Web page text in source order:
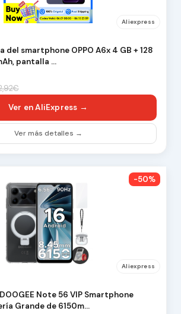
Aliexpress
del smartphone OPPO A6x 4 GB + 128
pantalla …
Ver en AliExpress →
Ver más detalles →
-50%
Aliexpress
Note 56 VIP Smartphone
Grande de 6150m…